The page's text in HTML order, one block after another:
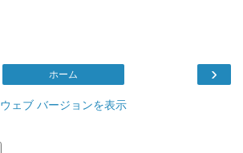
›
ホーム
ウェブ バージョンを表示